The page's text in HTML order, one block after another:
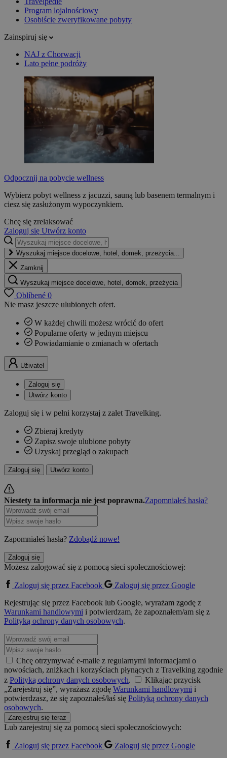
Program lojalnościowy
Osobiście zweryfikowane pobyty
Zainspiruj się
NAJ z Chorwacji
Lato pełne podróży
Odpocznij na pobycie wellness
Wybierz pobyt wellness z jacuzzi, sauną lub basenem termalnym i
ciesz się zasłużonym wypoczynkiem.
Chcę się zrelaksować
Zaloguj się Utwórz konto
Wyszukaj miejsce docelowe, hotel, domek, przeżycia...
Zamknij
Wyszukaj miejsce docelowe, hotel, domek, przeżycia
Oblíbené 0
Nie masz jeszcze ulubionych ofert.
W każdej chwili możesz wrócić do ofert
Popularne oferty w jednym miejscu
Powiadamianie o zmianach w ofertach
Uživatel
Zaloguj się
Utwórz konto
Zaloguj się i w pełni korzystaj z zalet Travelking.
Zbieraj kredyty
Zapisz swoje ulubione pobyty
Uzyskaj przegląd o zakupach
Zaloguj się Utwórz konto
Niestety ta informacja nie jest poprawna.Zapomniałeś hasła?
Zapomniałeś hasła? Zdobądź nowe!
Zaloguj się
Możesz zalogować się z pomocą sieci społecznościowej:
Zaloguj się przez Facebook
Zaloguj się przez Google
Rejestrując się przez Facebook lub Google, wyrażam zgodę z
Warunkami handlowymi i potwierdzam, że zapoznałem/am się z
Polityką ochrony danych osobowych.
Chcę otrzymywać e-maile z regularnymi informacjami o
nowościach, zniżkach i korzyściach płynących z Travelking zgodnie
z Polityką ochrony danych osobowych.
Klikając przycisk
„Zarejestruj się”, wyrażasz zgodę Warunkami handlowymi i
potwierdzasz, że się zapoznałeś/łaś się Polityką ochrony danych
osobowych.
Zarejestruj się teraz
Lub zarejestruj się za pomocą sieci społecznościowych:
Zaloguj się przez Facebook
Zaloguj się przez Google